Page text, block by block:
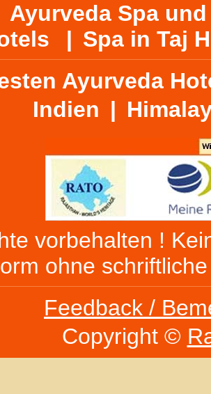
Ayurveda Spa
| Spa in Taj
Ayurveda
Indien |
vorbehalten !
ohne
Feedback /
Copyright ©